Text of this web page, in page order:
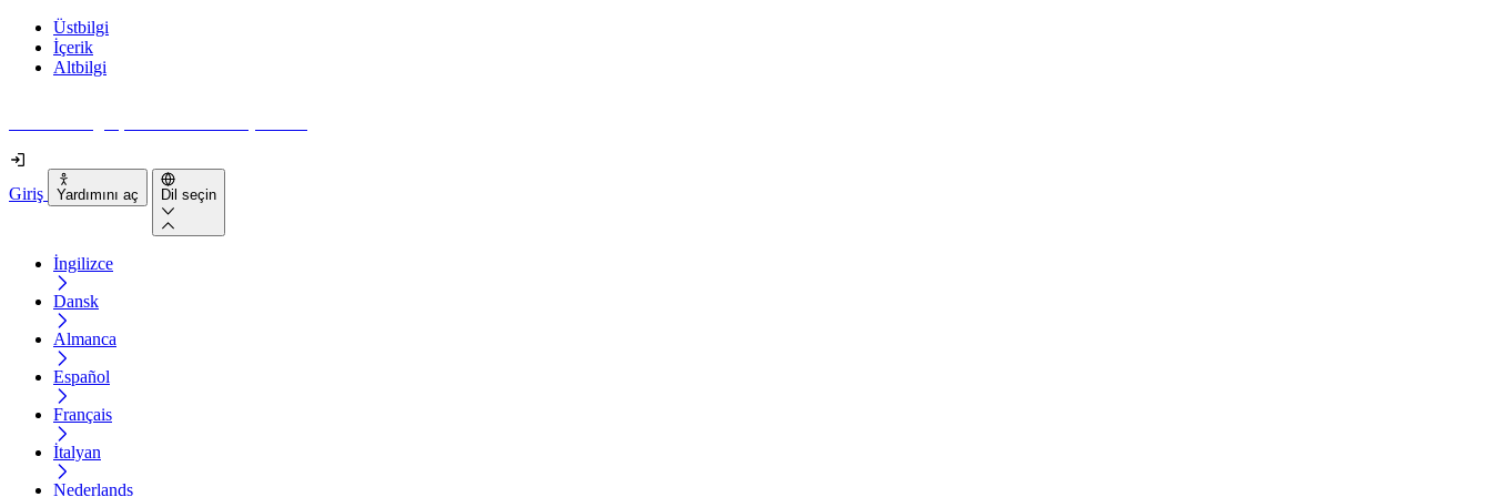
Üstbilgi
İçerik
Altbilgi
Giriş Yardımını aç Dil seçin
İngilizce
Dansk
Almanca
Español
Français
İtalyan
Nederlands